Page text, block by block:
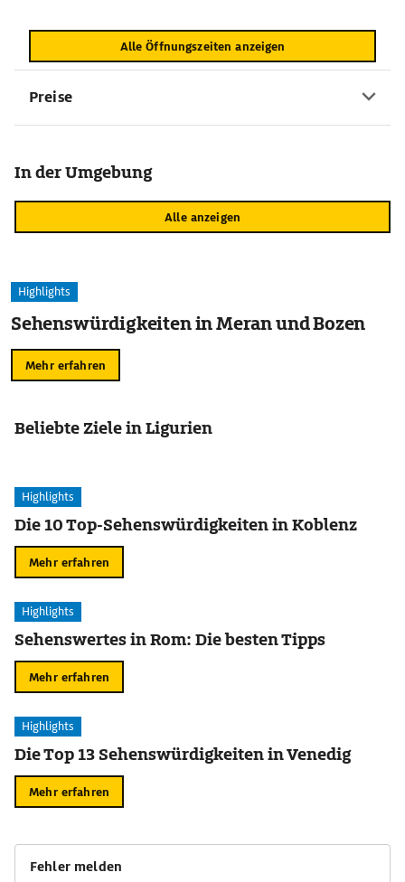
Alle Öffnungszeiten anzeigen
Preise
In der Umgebung
Alle anzeigen
Highlights
Sehenswürdigkeiten in Meran und Bozen
Mehr erfahren
Beliebte Ziele in Ligurien
Highlights
Die 10 Top-Sehenswürdigkeiten in Koblenz
Mehr erfahren
Highlights
Sehenswertes in Rom: Die besten Tipps
Mehr erfahren
Highlights
Die Top 13 Sehenswürdigkeiten in Venedig
Mehr erfahren
Fehler melden